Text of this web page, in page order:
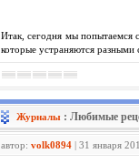
Итак, сегодня мы попытаемся
которые устраняются разными
Журналы : Любимые
автор: volk0894 | 31 января